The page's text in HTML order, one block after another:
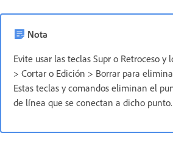
Nota
Evite usar las teclas Supr o Retroceso y
> Cortar o Edición > Borrar para
Estas teclas y comandos eliminan el
de línea que se conectan a dicho punto.